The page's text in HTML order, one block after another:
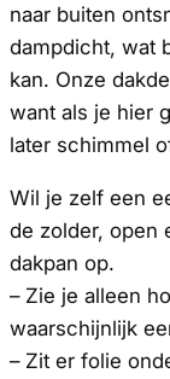
naar buiten
dampdicht, wat
kan. Onze
want als je hier
later schimmel
Wil je zelf een
de zolder, open
dakpan op.
– Zie je alleen
waarschijnlijk
– Zit er folie